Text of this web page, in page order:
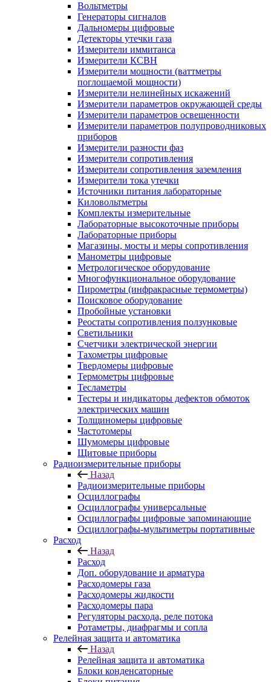
Вольтметры
Генераторы сигналов
Дальномеры цифровые
Детекторы утечки газа
Измерители иммитанса
Измерители КСВН
Измерители мощности (ваттметры
поглощаемой мощности)
Измерители нелинейных искажений
Измерители параметров окружающей среды
Измерители параметров освещенности
Измерители параметров полупроводниковых
приборов
Измерители разности фаз
Измерители сопротивления
Измерители сопротивления заземления
Измерители тока утечки
Источники питания лабораторные
Киловольтметры
Комплекты измерительные
Лабораторные высокоточные приборы
Лабораторные приборы
Магазины, мосты и меры сопротивления
Манометры цифровые
Метрологическое оборудование
Многофункциональное оборудование
Пирометры (инфракрасные термометры)
Поисковое оборудование
Пробойные установки
Реостаты сопротивления ползунковые
Светильники
Счетчики электрической энергии
Тахометры цифровые
Твердомеры цифровые
Термометры цифровые
Тесламетры
Тестеры и индикаторы дефектов обмоток
электрических машин
Толщиномеры цифровые
Частотомеры
Шумомеры цифровые
Щитовые приборы
Радиоизмерительные приборы
Назад
Радиоизмерительные приборы
Осциллографы
Осциллографы универсальные
Осциллографы цифровые запоминающие
Осциллографы-мультиметры портативные
Расход
Назад
Расход
Доп. оборудование и арматура
Расходомеры газа
Расходомеры жидкости
Расходомеры пара
Регуляторы расхода, реле потока
Ротаметры, диафрагмы и сопла
Релейная защита и автоматика
Назад
Релейная защита и автоматика
Блоки конденсаторные